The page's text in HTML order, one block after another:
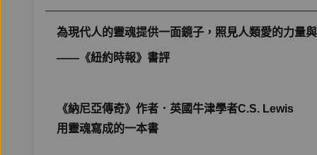
為現代人的靈魂提供一面鏡子，照見人類愛的力量
——《紐約時報》書評
《納尼亞傳奇》作者．英國牛津學者C.S. Lewis
用靈魂寫成的一本書